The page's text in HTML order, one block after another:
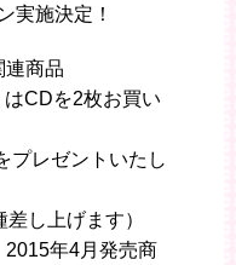
実施決定！
連商品
CDを2枚お買い
プレゼントいたし
し上げます）
年4月発売商